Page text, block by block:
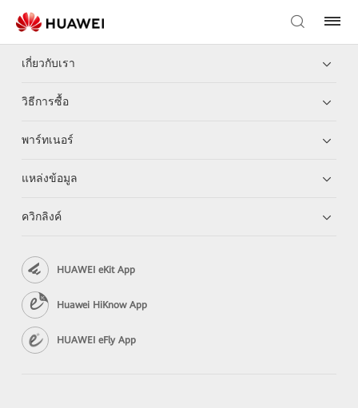
เกี่ยวกับเรา
วิธีการซื้อ
พาร์ทเนอร์
แหล่งข้อมูล
ควิกลิงค์
HUAWEI eKit App
Huawei HiKnow App
HUAWEI eFly App